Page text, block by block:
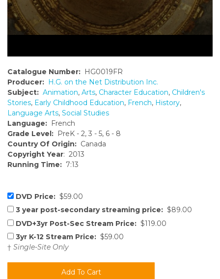
Catalogue Number: HG0019FR
Producer: H.G. on the Net Distribution Inc.
Subject: Animation, Arts, Character Education, Children's
Stories, Early Childhood Education, French, History,
Language Arts, Social Studies
Language: French
Grade Level: PreK - 2, 3 - 5, 6 - 8
Country Of Origin: Canada
Copyright Year: 2013
Running Time: 7:13
DVD Price: $59.00
3 year post-secondary streaming price: $89.00
DVD+3yr Post-Sec Stream Price: $119.00
3yr K-12 Stream Price: $59.00
† Single-Site Only